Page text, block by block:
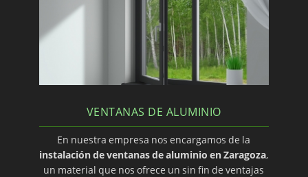
VENTANAS DE ALUMINIO
En nuestra empresa nos encargamos de la
instalación de ventanas de aluminio en Zaragoza,
un material que nos ofrece un sin fin de ventajas